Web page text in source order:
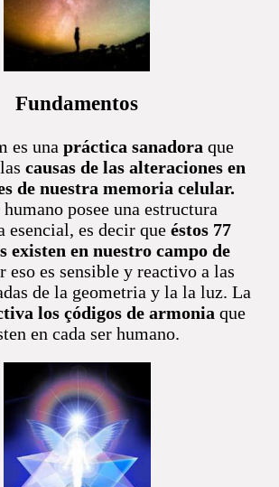
Fundamentos
es una práctica sanadora que
causas de las alteraciones en
de nuestra memoria celular.
humano posee una estructura
esencial, es decir que éstos 77
existen en nuestro campo de
eso es sensible y reactivo a las
de la geometria y la la luz. La
los çódigos de armonia que
en cada ser humano.